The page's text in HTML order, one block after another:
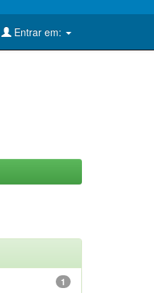
Entrar em:
1